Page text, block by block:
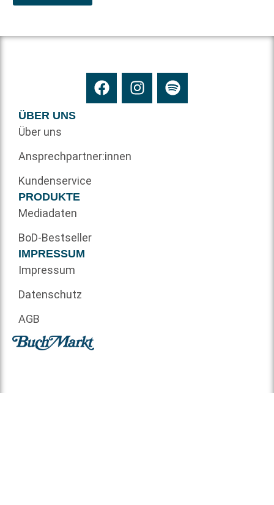
ÜBER UNS
Über uns
Ansprechpartner:innen
Kundenservice
PRODUKTE
Mediadaten
BoD-Bestseller
IMPRESSUM
Impressum
Datenschutz
AGB